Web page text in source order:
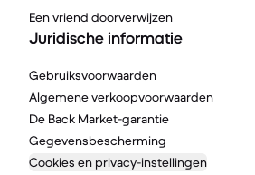
Een vriend doorverwijzen
Juridische informatie
Gebruiksvoorwaarden
Algemene verkoopvoorwaarden
De Back Market-garantie
Gegevensbescherming
Cookies en privacy-instellingen